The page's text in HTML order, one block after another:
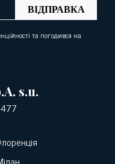
ВІДПРАВКА
та погодився на
s.u.